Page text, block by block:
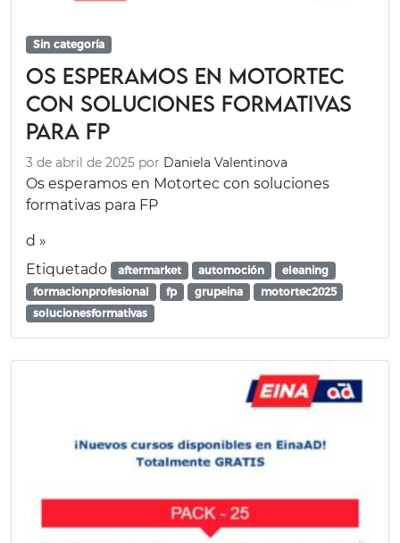
Sin categoría
Os esperamos en Motortec
con soluciones formativas
para FP
3 de abril de 2025 por Daniela Valentinova
Os esperamos en Motortec con soluciones
formativas para FP
d »
Etiquetado
aftermarket automoción
eleaning
formacionprofesional
fp grupeina
motortec2025
solucionesformativas